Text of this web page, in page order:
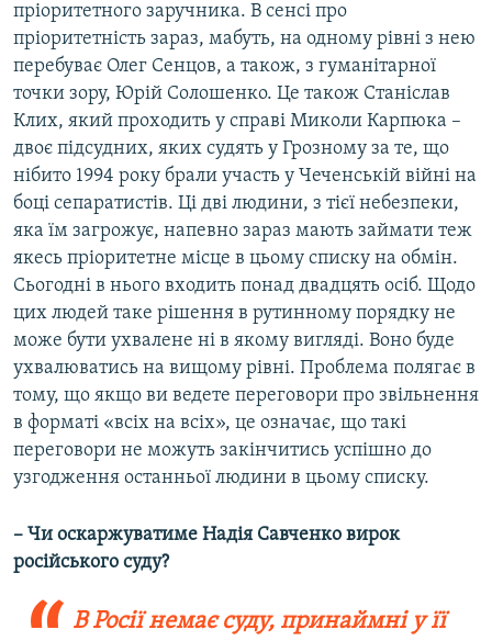
пріоритетного заручника. В сенсі про
пріоритетність зараз, мабуть, на одному рівні з нею
перебуває Олег Сенцов, а також, з гуманітарної
точки зору, Юрій Солошенко. Це також Станіслав
Клих, який проходить у справі Миколи Карпюка –
двоє підсудних, яких судять у Грозному за те, що
нібито 1994 року брали участь у Чеченській війні на
боці сепаратистів. Ці дві людини, з тієї небезпеки,
яка їм загрожує, напевно зараз мають займати теж
якесь пріоритетне місце в цьому списку на обмін.
Сьогодні в нього входить понад двадцять осіб. Щодо
цих людей таке рішення в рутинному порядку не
може бути ухвалене ні в якому вигляді. Воно буде
ухвалюватись на вищому рівні. Проблема полягає в
тому, що якщо ви ведете переговори про звільнення
в форматі «всіх на всіх», це означає, що такі
переговори не можуть закінчитись успішно до
узгодження останньої людини в цьому списку.
– Чи оскаржуватиме Надія Савченко вирок
російського суду?
В Росії немає суду, принаймні у її